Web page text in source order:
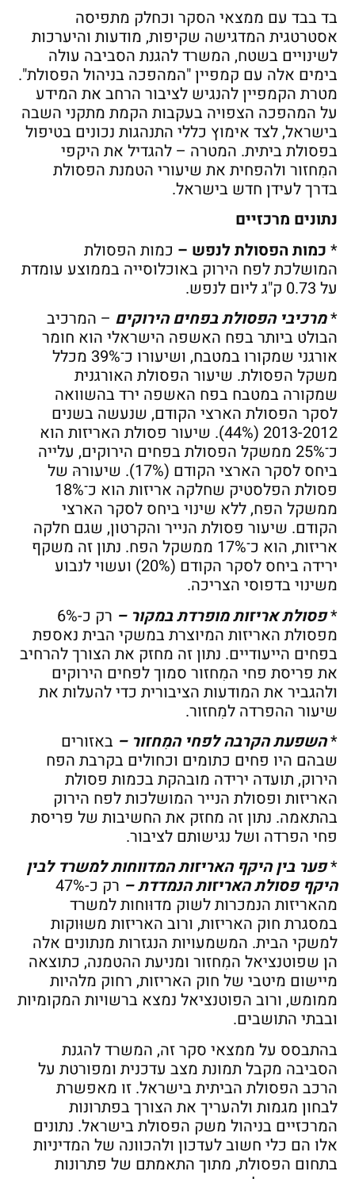
בד בבד עם ממצאי הסקר וכחלק מתפיסה
אסטרטגית המדגישה שקיפות, מודעות והיערכות
לשינויים בשטח, המשרד להגנת הסביבה עולה
בימים אלה עם קמפיין "המהפכה בניהול הפסולת".
מטרת הקמפיין להנגיש לציבור הרחב את המידע
על המהפכה הצפויה בעקבות הקמת מתקני השבה
בישראל, לצד אימוץ כללי התנהגות נכונים בטיפול
בפסולת ביתית. המטרה – להגדיל את היקפי
המִחזור ולהפחית את שיעורי הטמנת הפסולת
בדרך לעידן חדש בישראל.
נתונים מרכזיים
* כמות הפסולת לנפש – כמות הפסולת
המושלכת לפח הירוק באוכלוסייה בממוצע עומדת
על 0.73 ק"ג ליום לנפש.
*מרכיבי הפסולת בפחים הירוקים – המרכיב
הבולט ביותר בפח האשפה הישראלי הוא חומר
אורגני שמקורו במטבח, ושיעורו כ־39% מכלל
משקל הפסולת. שיעור הפסולת האורגנית
שמקורה במטבח בפח האשפה ירד בהשוואה
לסקר הפסולת הארצי הקודם, שנעשה בשנים
2013-2012 (44%). שיעור פסולת האריזות הוא
כ־25% ממשקל הפסולת בפחים הירוקים, עלייה
ביחס לסקר הארצי הקודם (17%). שיעורהּ של
פסולת הפלסטיק שחלקה אריזות הוא כ־18%
ממשקל הפח, ללא שינוי ביחס לסקר הארצי
הקודם. שיעור פסולת הנייר והקרטון, שגם חלקה
אריזות, הוא כ־17% ממשקל הפח. נתון זה משקף
ירידה ביחס לסקר הקודם (20%) ועשוי לנבוע
משינוי בדפוסי הצריכה.
*פסולת אריזות מופרדת במקור –
רק כ-6%
מפסולת האריזות המיוצרת במשקי הבית נאספת
בפחים הייעודיים. נתון זה מחזק את הצורך להרחיב
את פריסת פחי המִחזור סמוך לפחים הירוקים
ולהגביר את המודעות הציבורית כדי להעלות את
שיעור ההפרדה למִחזור.
*השפעת הקרבה לפחי המִחזור – באזורים
שבהם היו פחים כתומים וכחולים בקרבת הפח
הירוק, תועדה ירידה מובהקת בכמות פסולת
האריזות ופסולת הנייר המושלכות לפח הירוק
בהתאמה. נתון זה מחזק את החשיבות של פריסת
פחי הפרדה ושל נגישותם לציבור.
*פער בין היקף האריזות המדווחות למשרד לבין
היקף פסולת האריזות הנמדדת –
רק כ-47%
מהאריזות הנמכרות לשוק מדוּוחות למשרד
במסגרת חוק האריזות, ורוב האריזות משוּוקות
למשקי הבית. המשמעויות הנגזרות מנתונים אלה
הן שפוטנציאל המִחזור ומניעת ההטמנה, כתוצאה
מיישום מיטבי של חוק האריזות, רחוק מלהיות
ממומש, ורוב הפוטנציאל נמצא ברשויות המקומיות
ובבתי התושבים.
בהתבסס על ממצאי סקר זה, המשרד להגנת
הסביבה מקבל תמונת מצב עדכנית ומפורטת על
הרכב הפסולת הביתית בישראל. זו מאפשרת
לבחון מגמות ולהעריך את הצורך בפתרונות
המרכזיים בניהול משק הפסולת בישראל. נתונים
אלו הם כלי חשוב לעדכון ולהכוונה של המדיניות
בתחום הפסולת, מתוך התאמתם של פתרונות